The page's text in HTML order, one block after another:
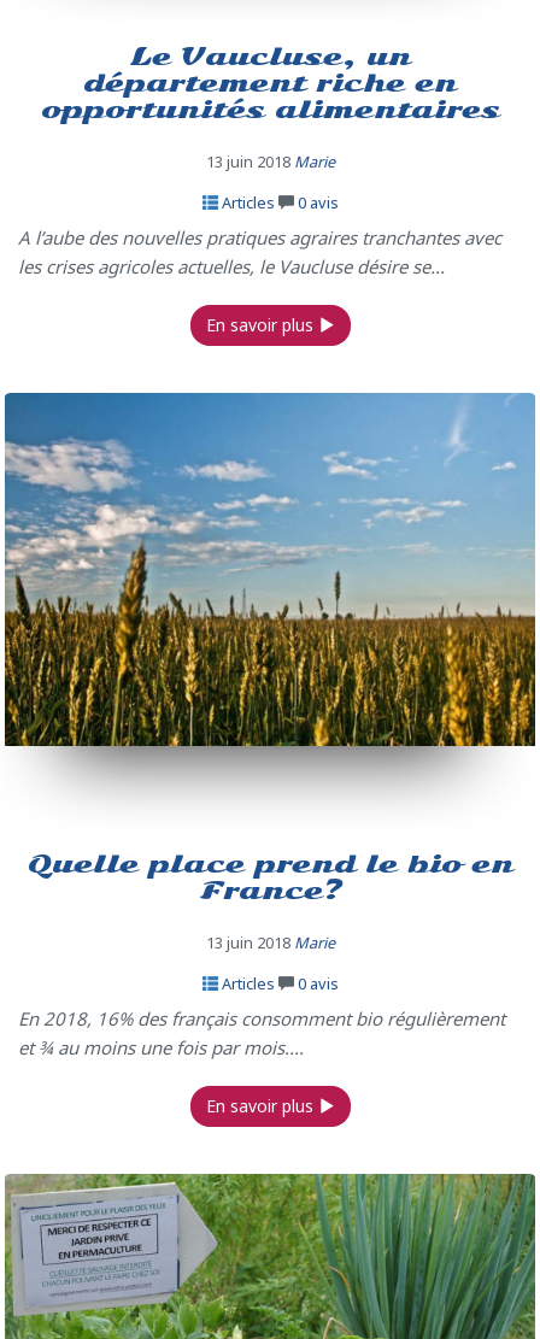
Le Vaucluse, un
département riche en
opportunités alimentaires
13 juin 2018 Marie
Articles
0avis
A l’aube des nouvelles pratiques agraires tranchantes avec
les crises agricoles actuelles, le Vaucluse désire se...
En savoir plus
Quelle place prend le bio en
France?
13 juin 2018 Marie
Articles
0avis
En 2018, 16% des français consomment bio régulièrement
et ¾ au moins une fois par mois....
En savoir plus